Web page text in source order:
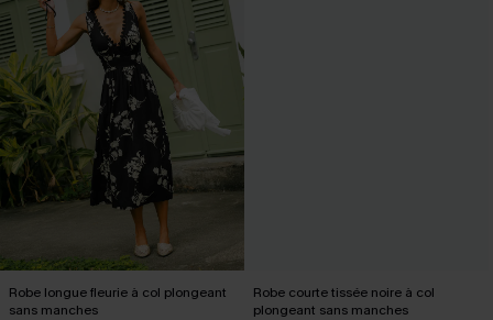
Robe longue fleurie à col plongeant
sans manches
Robe courte tissée noire à col
plongeant sans manches